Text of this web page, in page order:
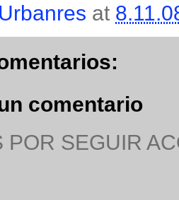
Urbanres at
comentario
POR SEGUIR